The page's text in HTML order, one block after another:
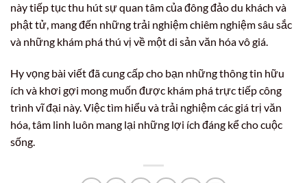
này tiếp tục thu hút sự quan tâm của đông đảo du khách và
phật tử, mang đến những trải nghiệm chiêm nghiệm sâu sắc
và những khám phá thú vị về một di sản văn hóa vô giá.
Hy vọng bài viết đã cung cấp cho bạn những thông tin hữu
ích và khơi gợi mong muốn được khám phá trực tiếp công
trình vĩ đại này. Việc tìm hiểu và trải nghiệm các giá trị văn
hóa, tâm linh luôn mang lại những lợi ích đáng kể cho cuộc
sống.